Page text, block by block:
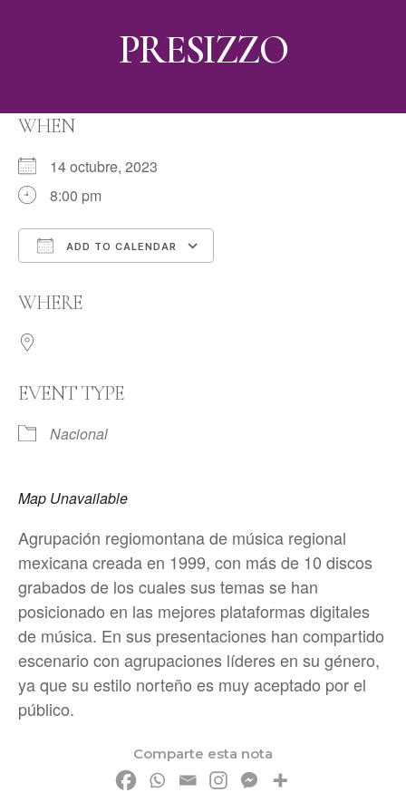
PRESIZZO
WHEN
14 octubre, 2023
8:00 pm
ADD TO CALENDAR
WHERE
EVENT TYPE
Nacional
Map Unavailable
Agrupación regiomontana de música regional
mexicana creada en 1999, con más de 10 discos
grabados de los cuales sus temas se han
posicionado en las mejores plataformas digitales
de música. En sus presentaciones han compartido
escenario con agrupaciones líderes en su género,
ya que su estilo norteño es muy aceptado por el
público.
Comparte esta nota